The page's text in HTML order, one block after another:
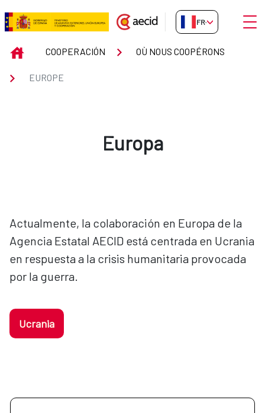
Saut au contenu principal
EUROPE
FR-FR
INICIOCOOPERACIÓN OÙ NOUS COOPÉRONS
EUROPE
Europa
Actualmente, la colaboración en Europa de la
Agencia Estatal AECID está centrada en Ucrania
en respuesta a la crisis humanitaria provocada
por la guerra.
Ucrania